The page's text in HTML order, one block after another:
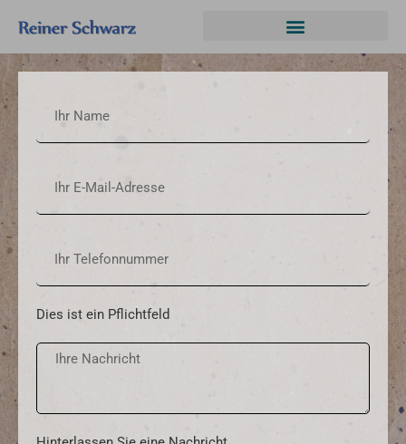
Dies ist ein Pflichtfeld